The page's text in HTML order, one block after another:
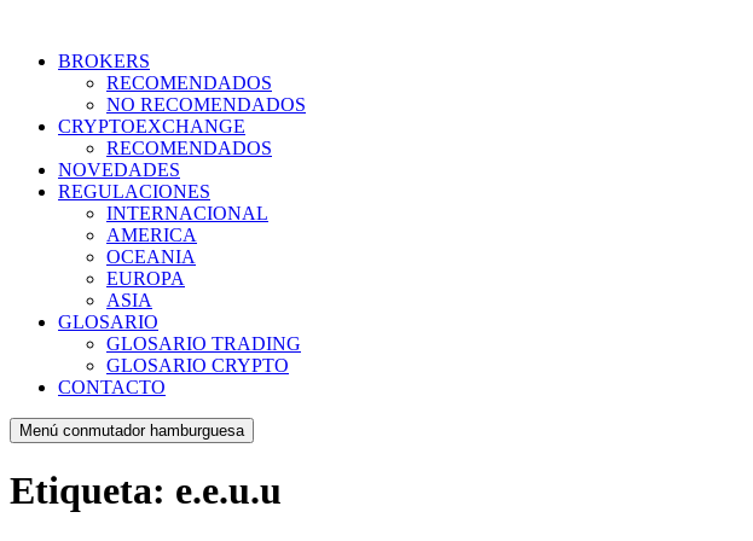
contenidoBROKERS
RECOMENDADOS
NO RECOMENDADOS
CRYPTOEXCHANGE
RECOMENDADOS
NOVEDADES
REGULACIONES
INTERNACIONAL
AMERICA
OCEANIA
EUROPA
ASIA
GLOSARIO
GLOSARIO TRADING
GLOSARIO CRYPTO
CONTACTO
Menú conmutador hamburguesa
Etiqueta: e.e.u.u